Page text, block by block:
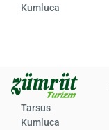
Kumluca
Tarsus
Kumluca